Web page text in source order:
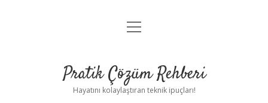
Anasayfa
Yasal Uyarı
menüyü
Pratik Çözüm Rehberi
Hayatını kolaylaştıran teknik ipuçları!